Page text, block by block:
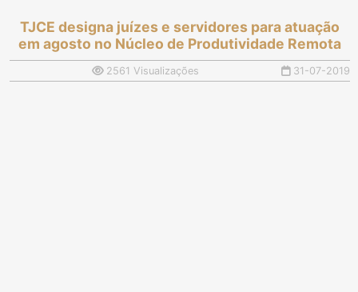
TJCE designa juízes e servidores para atuação
em agosto no Núcleo de Produtividade Remota
2561 Visualizações 31-07-2019